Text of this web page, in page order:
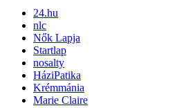
24.hu
nlc
Nők Lapja
Startlap
nosalty
HáziPatika
Krémmánia
Marie Claire